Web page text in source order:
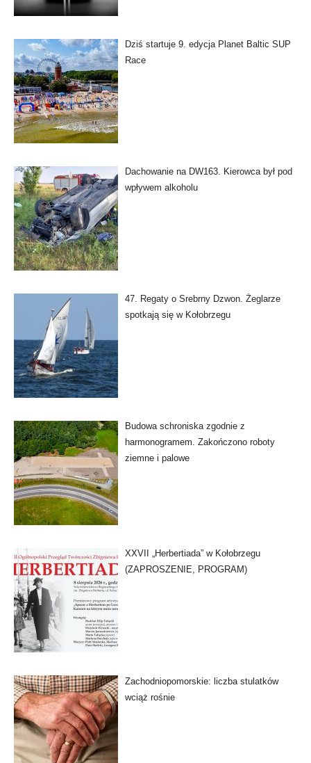
Dziś startuje 9. edycja Planet Baltic SUP
Race
Dachowanie na DW163. Kierowca był pod
wpływem alkoholu
47. Regaty o Srebrny Dzwon. Żeglarze
spotkają się w Kołobrzegu
Budowa schroniska zgodnie z
harmonogramem. Zakończono roboty
ziemne i palowe
XXVII „Herbertiada” w Kołobrzegu
(ZAPROSZENIE, PROGRAM)
Zachodniopomorskie: liczba stulatków
wciąż rośnie